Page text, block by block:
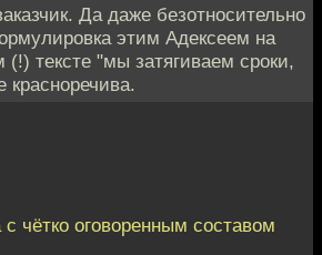
Да даже безотносительно
этим Адексеем на
(!) тексте "мы затягиваем сроки,
красноречива.
чётко оговоренным составом